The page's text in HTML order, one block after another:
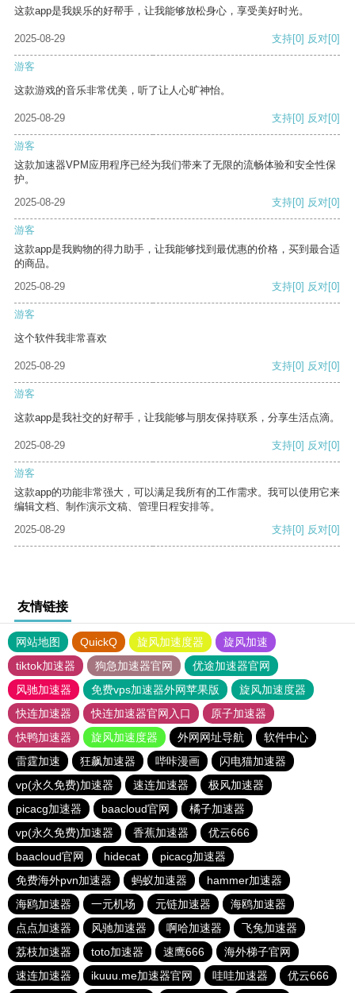
这款app是我娱乐的好帮手，让我能够放松身心，享受美好时光。
2025-08-29 支持[0] 反对[0]
游客
这款游戏的音乐非常优美，听了让人心旷神怡。
2025-08-29 支持[0] 反对[0]
游客
这款加速器VPM应用程序已经为我们带来了无限的流畅体验和安全性保
护。
2025-08-29
支持[0] 反对[0]
游客
这款app是我购物的得力助手，让我能够找到最优惠的价格，买到最合适
的商品。
2025-08-29
支持[0] 反对[0]
游客
这个软件我非常喜欢
2025-08-29 支持[0] 反对[0]
游客
这款app是我社交的好帮手，让我能够与朋友保持联系，分享生活点滴。
2025-08-29 支持[0] 反对[0]
游客
这款app的功能非常强大，可以满足我所有的工作需求。我可以使用它来
编辑文档、制作演示文稿、管理日程安排等。
2025-08-29
支持[0] 反对[0]
友情链接
网站地图 QuickQ 旋风加速度器
旋风加速
tiktok加速器
狗急加速器官网
优途加速器官网
风驰加速器
免费vps加速器外网苹果版
旋风加速度器
快连加速器
快连加速器官网入口
原子加速器
快鸭加速器
旋风加速度器 外网网址导航
软件中心
雷霆加速
狂飙加速器 哔咔漫画
闪电猫加速器
vp(永久免费)加速器
速连加速器
极风加速器
picacg加速器
baacloud官网
橘子加速器
vp(永久免费)加速器
香蕉加速器
优云666
baacloud官网
hidecat
picacg加速器
免费海外pvn加速器
蚂蚁加速器
hammer加速器
海鸥加速器
一元机场 元链加速器
海鸥加速器
点点加速器
风驰加速器 啊哈加速器
飞兔加速器
荔枝加速器
toto加速器 速鹰666
海外梯子官网
速连加速器
ikuuu.me加速器官网 哇哇加速器 优云666